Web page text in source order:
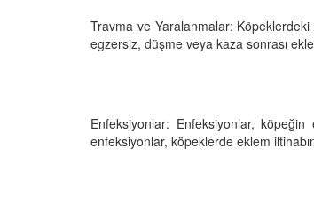
Travma ve Yaralanmalar:
egzersiz, düşme veya kaza sonrası
Enfeksiyonlar: Enfeksiyonlar,
enfeksiyonlar, köpeklerde eklem